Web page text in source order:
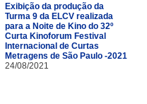
Exibição da produção da
Turma 9 da ELCV realizada
para a Noite de Kino do 32º
Curta Kinoforum Festival
Internacional de Curtas
Metragens de São Paulo -2021
24/08/2021